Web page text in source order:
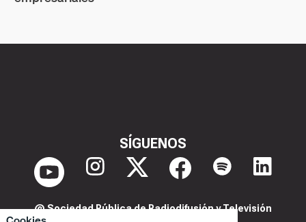
SÍGUENOS
@ Sociedad Pública de Radiodifusión y Televisión